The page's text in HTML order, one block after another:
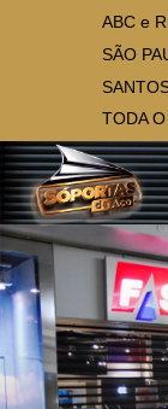
ABC e
SÃO
TODA